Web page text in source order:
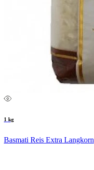
1 kg
Basmati Reis Extra Langkorn